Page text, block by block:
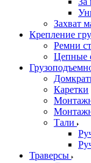
Захват
Крепление
Ремни
Цепные
Каретки
Тали
Траверсы